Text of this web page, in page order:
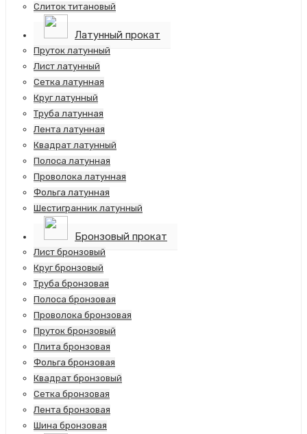
Слиток титановый
Латунный прокат
Пруток латунный
Лист латунный
Сетка латунная
Круг латунный
Труба латунная
Лента латунная
Квадрат латунный
Полоса латунная
Проволока латунная
Фольга латунная
Шестигранник латунный
Бронзовый прокат
Лист бронзовый
Круг бронзовый
Труба бронзовая
Полоса бронзовая
Проволока бронзовая
Пруток бронзовый
Плита бронзовая
Фольга бронзовая
Квадрат бронзовый
Сетка бронзовая
Лента бронзовая
Шина бронзовая